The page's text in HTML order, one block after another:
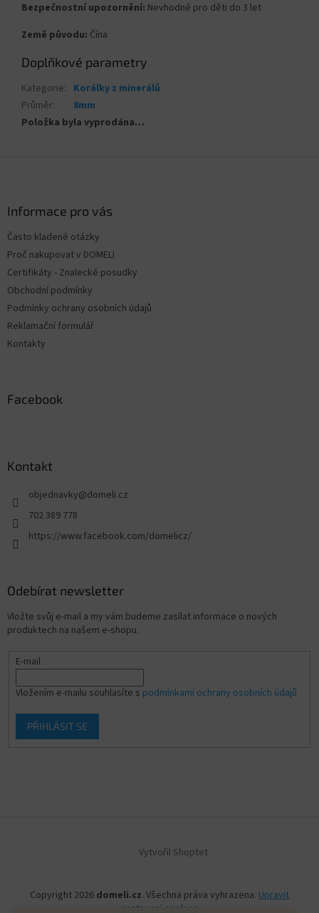
Bezpečnostní upozornění: Nevhodné pro děti do 3 let
Země původu: Čína
Doplňkové parametry
Kategorie: Korálky z minerálů
Průměr:
8mm
Položka byla vyprodána…
Informace pro vás
Často kladené otázky
Proč nakupovat v DOMELI
Certifikáty - Znalecké posudky
Obchodní podmínky
Podmínky ochrany osobních údajů
Reklamační formulář
Kontakty
Facebook
Kontakt
objednavky@domeli.cz
702 389 778
https://www.facebook.com/domelicz/
Odebírat newsletter
Vložte svůj e-mail a my vám budeme zasílat informace o nových
produktech na našem e-shopu.
E-mail
Vložením e-mailu souhlasíte s podmínkami ochrany osobních údajů
PŘIHLÁSIT SE
Vytvořil Shoptet
Copyright 2026 domeli.cz. Všechna práva vyhrazena. Upravit
nastavení cookies